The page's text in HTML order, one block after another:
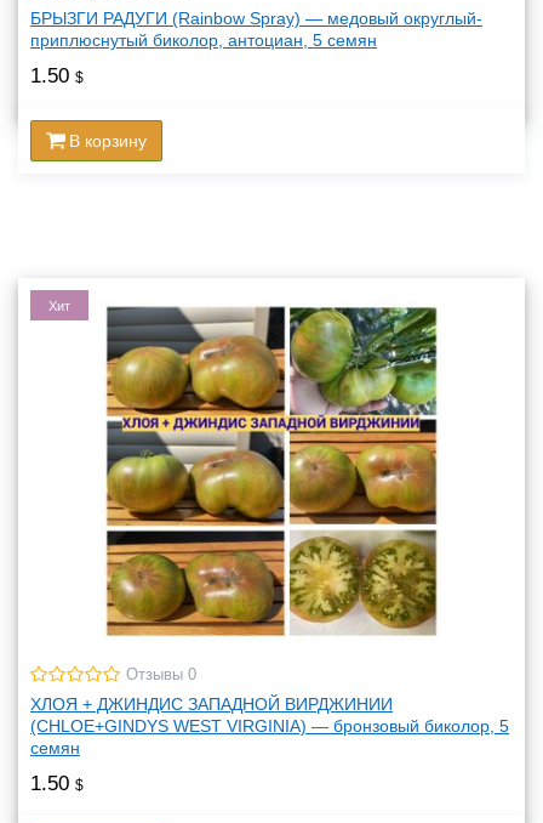
БРЫЗГИ РАДУГИ (Rainbow Spray) — медовый округлый-
приплюснутый биколор, антоциан, 5 семян
1.50 $
В корзину
Хит
Отзывы 0
ХЛОЯ + ДЖИНДИС ЗАПАДНОЙ ВИРДЖИНИИ
(CHLOE+GINDYS WEST VIRGINIA) — бронзовый биколор, 5
семян
1.50 $